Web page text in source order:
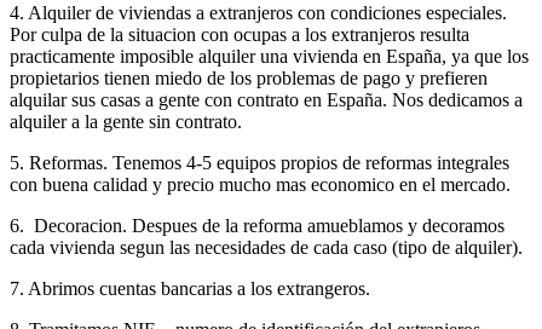
4. Alquiler de viviendas a extranjeros con condiciones especiales.
Por culpa de la situacion con ocupas a los extranjeros resulta
practicamente imposible alquiler una vivienda en España, ya que los
propietarios tienen miedo de los problemas de pago y prefieren
alquilar sus casas a gente con contrato en España. Nos dedicamos a
alquiler a la gente sin contrato.
5. Reformas. Tenemos 4-5 equipos propios de reformas integrales
con buena calidad y precio mucho mas economico en el mercado.
6. Decoracion. Despues de la reforma amueblamos y decoramos
cada vivienda segun las necesidades de cada caso (tipo de alquiler).
7. Abrimos cuentas bancarias a los extrangeros.